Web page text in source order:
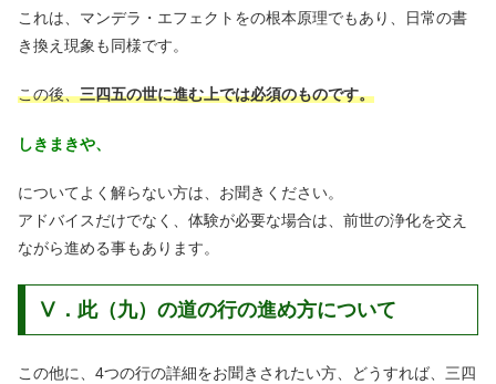
これは、マンデラ・エフェクトをの根本原理でもあり、日常の書
き換え現象も同様です。
この後、三四五の世に進む上では必須のものです。
しきまきや、
についてよく解らない方は、お聞きください。
アドバイスだけでなく、体験が必要な場合は、前世の浄化を交え
ながら進める事もあります。
Ⅴ．此（九）の道の行の進め方について
この他に、4つの行の詳細をお聞きされたい方、どうすれば、三四